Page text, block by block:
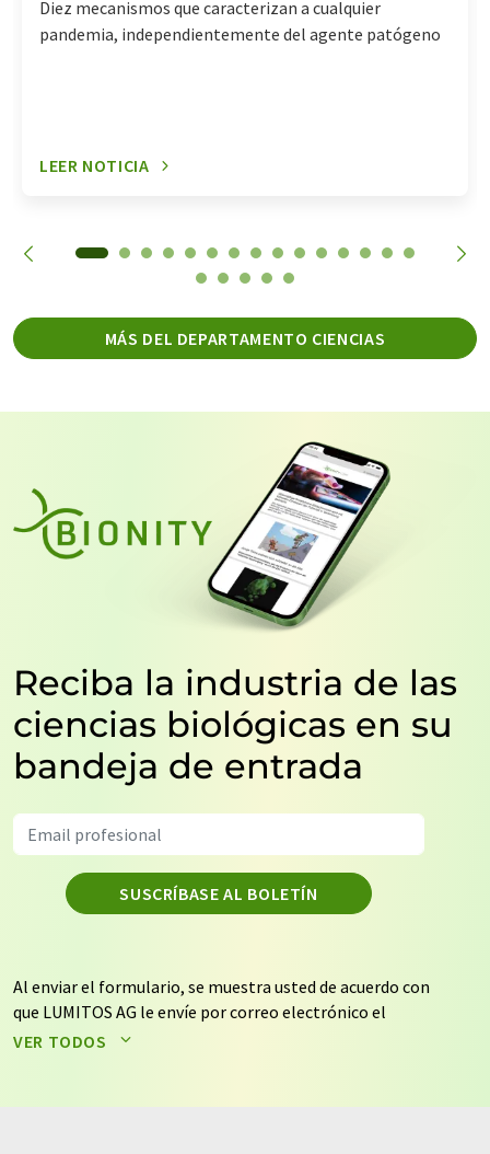
Diez mecanismos que caracterizan a cualquier
pandemia, independientemente del agente patógeno
LEER NOTICIA
MÁS DEL DEPARTAMENTO CIENCIAS
Reciba la industria de las
ciencias biológicas en su
bandeja de entrada
SUSCRÍBASE AL BOLETÍN
Al enviar el formulario, se muestra usted de acuerdo con
que LUMITOS AG le envíe por correo electrónico el
boletín o boletines seleccionados anteriormente. Sus
de nuestrapolítica de protección de datos. LUMITOS
VER TODOS